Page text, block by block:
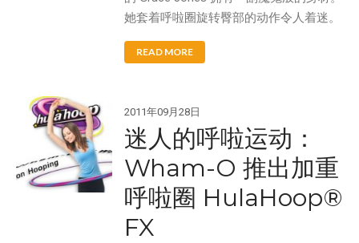
她套着呼啦圈旋转臀部的动作令人着迷。
READ MORE
2011年09月28日
迷人的呼啦运动：
Wham-O 推出加重
呼啦圈 HulaHoop®
FX